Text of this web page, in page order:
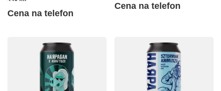
Cena na telefon
Cena na telefon